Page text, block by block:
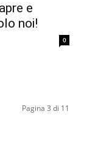
e
noi!
0
Pagina 3 di 11